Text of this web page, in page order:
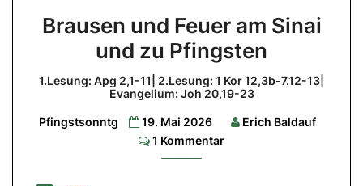
und
Feuer
Sinai
und
zu
Pfingsten
Brausen und Feuer am Sinai
und zu Pfingsten
1.Lesung: Apg 2,1-11| 2.Lesung: 1 Kor 12,3b-7.12-13|
Evangelium: Joh 20,19-23
Pfingstsonntg 19. Mai 2026
Erich Baldauf
Comments
1 Kommentar